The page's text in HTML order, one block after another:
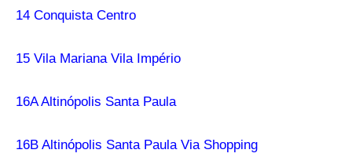
14 Conquista Centro
15 Vila Mariana Vila Império
16A Altinópolis Santa Paula
16B Altinópolis Santa Paula Via Shopping